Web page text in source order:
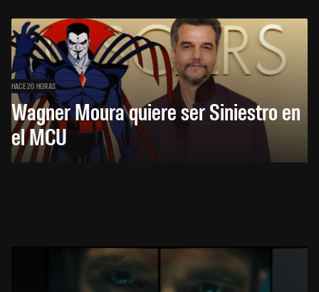
HACE 20 HORAS
Wagner Moura quiere ser Siniestro en
el MCU